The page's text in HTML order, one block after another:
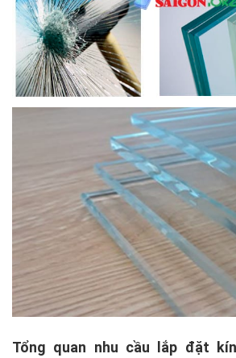
Tổng quan nhu cầu lắp đặt